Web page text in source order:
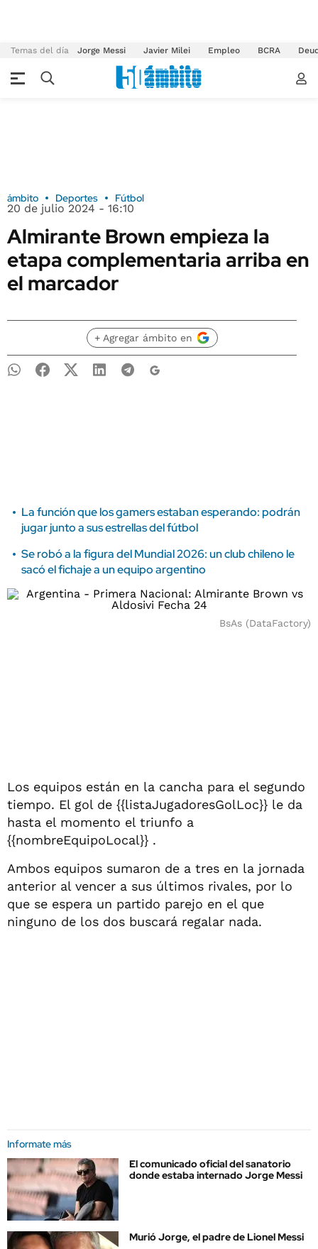
Temas del día Jorge Messi Javier Milei Empleo BCRA
ámbito Deportes Fútbol
20 de julio 2024 - 16:10
Almirante Brown empieza la
etapa complementaria arriba en
el marcador
+ Agregar ámbito en
La función que los gamers estaban esperando: podrán
jugar junto a sus estrellas del fútbol
Se robó a la figura del Mundial 2026: un club chileno le
sacó el fichaje a un equipo argentino
BsAs (DataFactory)
Los equipos están en la cancha para el segundo
tiempo. El gol de {{listaJugadoresGolLoc}} le da
hasta el momento el triunfo a
{{nombreEquipoLocal}} .
Ambos equipos sumaron de a tres en la jornada
anterior al vencer a sus últimos rivales, por lo
que se espera un partido parejo en el que
ninguno de los dos buscará regalar nada.
Informate más
El comunicado oficial del sanatorio
donde estaba internado Jorge Messi
Murió Jorge, el padre de Lionel Messi